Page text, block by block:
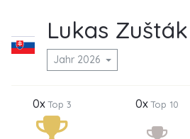
Lukas Zušták
Jahr 2026
0xTop 3 0xTop 10